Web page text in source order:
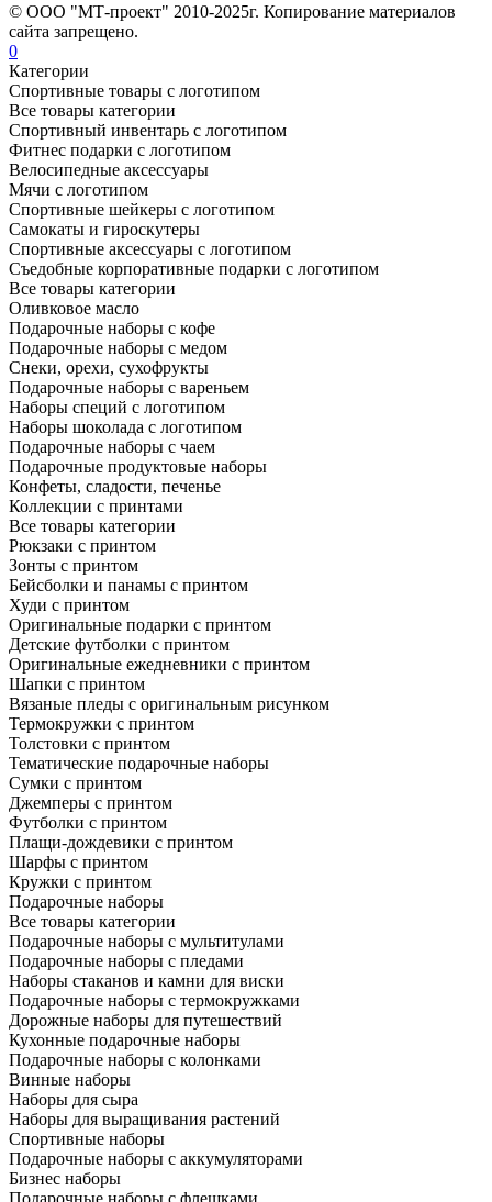
© ООО "МТ-проект" 2010-2025г. Копирование материалов
сайта запрещено.
0
Категории
Спортивные товары с логотипом
Все товары категории
Спортивный инвентарь с логотипом
Фитнес подарки с логотипом
Велосипедные аксессуары
Мячи с логотипом
Спортивные шейкеры с логотипом
Самокаты и гироскутеры
Спортивные аксессуары с логотипом
Съедобные корпоративные подарки с логотипом
Все товары категории
Оливковое масло
Подарочные наборы с кофе
Подарочные наборы с медом
Снеки, орехи, сухофрукты
Подарочные наборы с вареньем
Наборы специй с логотипом
Наборы шоколада с логотипом
Подарочные наборы с чаем
Подарочные продуктовые наборы
Конфеты, сладости, печенье
Коллекции с принтами
Все товары категории
Рюкзаки с принтом
Зонты с принтом
Бейсболки и панамы с принтом
Худи с принтом
Оригинальные подарки с принтом
Детские футболки с принтом
Оригинальные ежедневники с принтом
Шапки с принтом
Вязаные пледы с оригинальным рисунком
Термокружки с принтом
Толстовки с принтом
Тематические подарочные наборы
Сумки с принтом
Джемперы с принтом
Футболки с принтом
Плащи-дождевики с принтом
Шарфы с принтом
Кружки с принтом
Подарочные наборы
Все товары категории
Подарочные наборы с мультитулами
Подарочные наборы с пледами
Наборы стаканов и камни для виски
Подарочные наборы с термокружками
Дорожные наборы для путешествий
Кухонные подарочные наборы
Подарочные наборы с колонками
Винные наборы
Наборы для сыра
Наборы для выращивания растений
Спортивные наборы
Подарочные наборы с аккумуляторами
Бизнес наборы
Подарочные наборы с флешками